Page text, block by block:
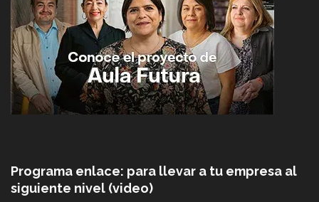
Programa enlace: para llevar a tu empresa al
siguiente nivel (video)